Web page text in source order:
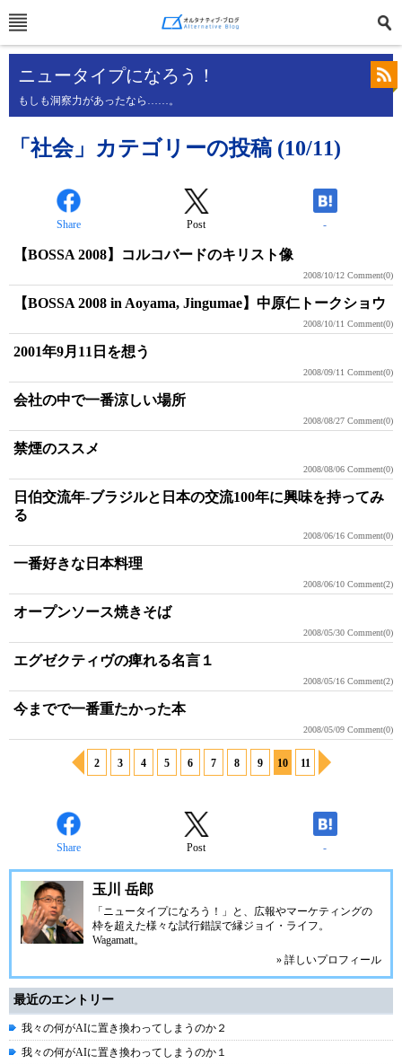
ニュータイプになろう！
もしも洞察力があったなら……。
「社会」カテゴリーの投稿 (10/11)
Share Post -
【BOSSA 2008】コルコバードのキリスト像
2008/10/12 Comment(0)
【BOSSA 2008 in Aoyama, Jingumae】中原仁トークショウ
2008/10/11 Comment(0)
2001年9月11日を想う
2008/09/11 Comment(0)
会社の中で一番涼しい場所
2008/08/27 Comment(0)
禁煙のススメ
2008/08/06 Comment(0)
日伯交流年-ブラジルと日本の交流100年に興味を持ってみ
る
2008/06/16 Comment(0)
一番好きな日本料理
2008/06/10 Comment(2)
オープンソース焼きそば
2008/05/30 Comment(0)
エグゼクティヴの痺れる名言１
2008/05/16 Comment(2)
今までで一番重たかった本
2008/05/09 Comment(0)
2 3 4 5 6 7 8 9 10 11
Share Post -
玉川 岳郎
「ニュータイプになろう！」と、広報やマーケティングの
枠を超えた様々な試行錯誤で縁ジョイ・ライフ。
Wagamatt。
» 詳しいプロフィール
最近のエントリー
我々の何がAIに置き換わってしまうのか２
我々の何がAIに置き換わってしまうのか１